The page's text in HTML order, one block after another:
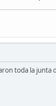
toda la